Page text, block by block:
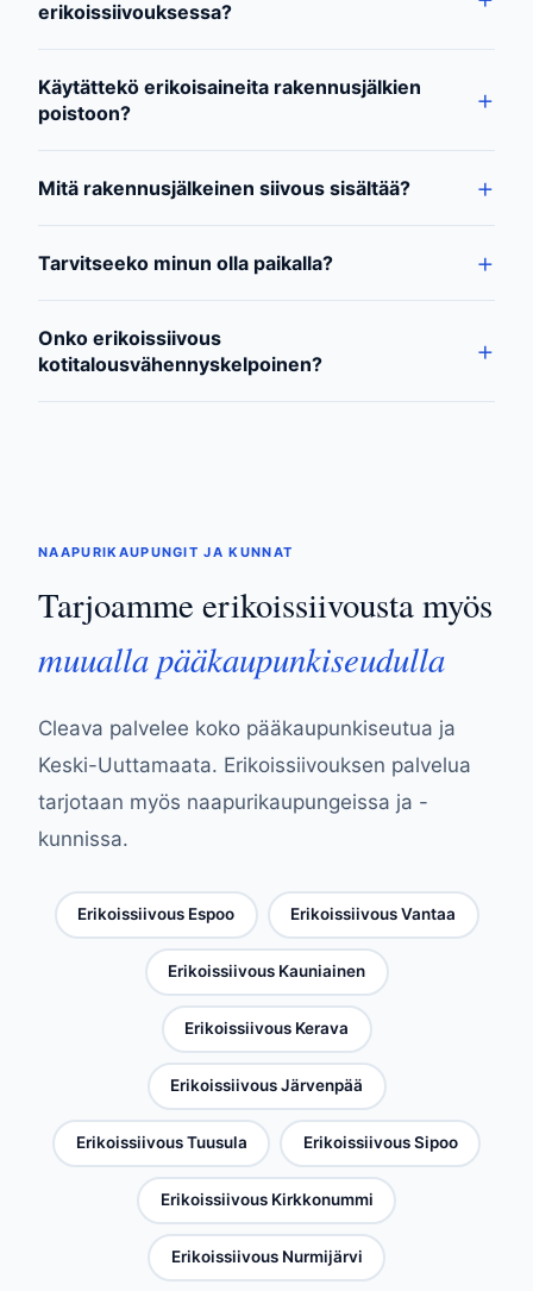
erikoissiivouksessa?
Käytättekö erikoisaineita rakennusjälkien
poistoon?
Mitä rakennusjälkeinen siivous sisältää?
Tarvitseeko minun olla paikalla?
Onko erikoissiivous
kotitalousvähennyskelpoinen?
NAAPURIKAUPUNGIT JA KUNNAT
Tarjoamme erikoissiivousta myös
muualla pääkaupunkiseudulla
Cleava palvelee koko pääkaupunkiseutua ja
Keski-Uuttamaata. Erikoissiivouksen palvelua
tarjotaan myös naapurikaupungeissa ja -
kunnissa.
Erikoissiivous Espoo Erikoissiivous Vantaa
Erikoissiivous Kauniainen
Erikoissiivous Kerava
Erikoissiivous Järvenpää
Erikoissiivous Tuusula Erikoissiivous Sipoo
Erikoissiivous Kirkkonummi
Erikoissiivous Nurmijärvi